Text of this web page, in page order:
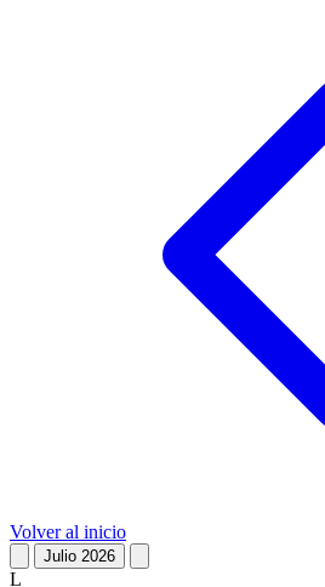
Volver al inicio
Julio 2026
L